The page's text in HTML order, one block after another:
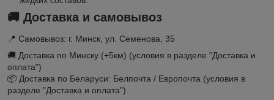
🚚 Доставка и самовывоз
📍 Самовывоз: г. Минск, ул. Семенова, 35
🚚 Доставка по Минску (+5км) (условия в разделе "Доставка и
оплата")
📦 Доставка по Беларуси: Белпочта / Европочта (условия в
разделе "Доставка и оплата")